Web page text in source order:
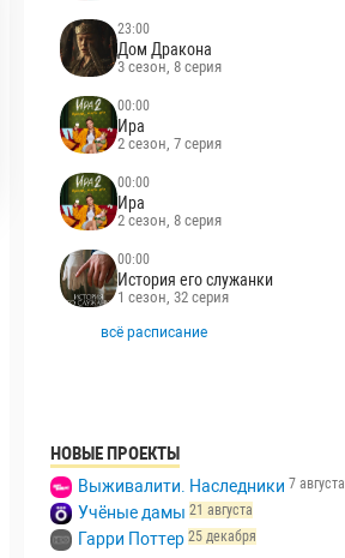
23:00
Дом Дракона
3 сезон, 8 серия
00:00
Ира
2 сезон, 7 серия
00:00
Ира
2 сезон, 8 серия
00:00
История его служанки
1 сезон, 32 серия
всё расписание
НОВЫЕ ПРОЕКТЫ
Выживалити. Наследники 7 августа
Учёные дамы 21 августа
Гарри Поттер 25 декабря